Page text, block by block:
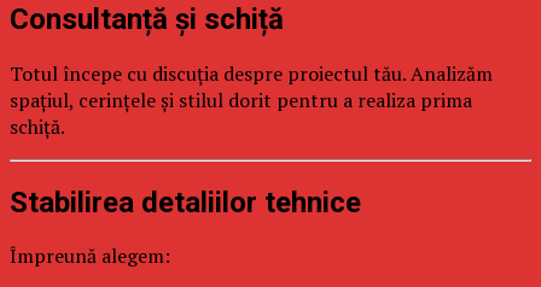
Consultanță și schiță
Totul începe cu discuția despre proiectul tău. Analizăm
spațiul, cerințele și stilul dorit pentru a realiza prima
schiță.
Stabilirea detaliilor tehnice
Împreună alegem: